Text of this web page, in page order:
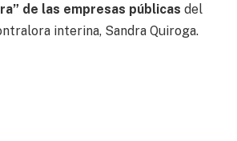
de las empresas públicas del
interina, Sandra Quiroga.